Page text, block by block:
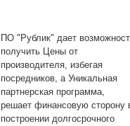
ПО "Рублик" дает
получить Цены от
производителя, избегая
посредников, а Уникальная
партнерская программа,
решает финансовую сторону
построении долгосрочного